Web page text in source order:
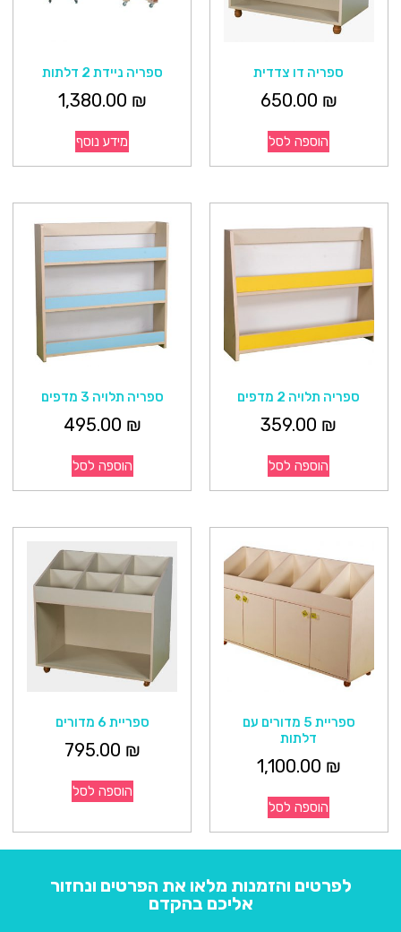
ספריה דו צדדית
650.00 ₪
הוספה לסל
ספריה ניידת 2 דלתות
1,380.00 ₪
מידע נוסף
ספריה תלויה 2 מדפים
359.00 ₪
הוספה לסל
ספריה תלויה 3 מדפים
495.00 ₪
הוספה לסל
ספריית 5 מדורים עם
דלתות
1,100.00 ₪
הוספה לסל
ספריית 6 מדורים
795.00 ₪
הוספה לסל
לפרטים והזמנות מלאו את הפרטים ונחזור
אליכם בהקדם